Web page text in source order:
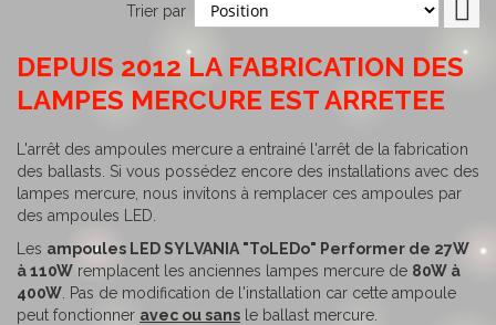
DEPUIS 2012 LA FABRICATION DES
LAMPES MERCURE EST ARRETEE
L'arrêt des ampoules mercure a entrainé l'arrêt de la fabrication
des ballasts. Si vous possédez encore des installations avec des
lampes mercure, nous invitons à remplacer ces ampoules par
des ampoules LED.
Les ampoules LED SYLVANIA "ToLEDo" Performer de 27W
à 110W remplacent les anciennes lampes mercure de 80W à
400W . Pas de modification de l'installation car cette ampoule
peut fonctionner avec ou sans le ballast mercure.
Trier par